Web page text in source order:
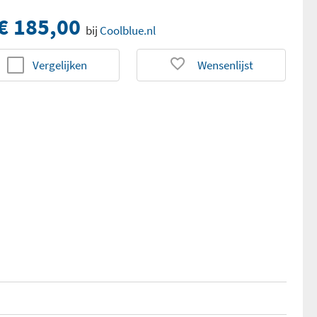
185,00 bij Coolblue.nl
Vergelijken Wensenlijst